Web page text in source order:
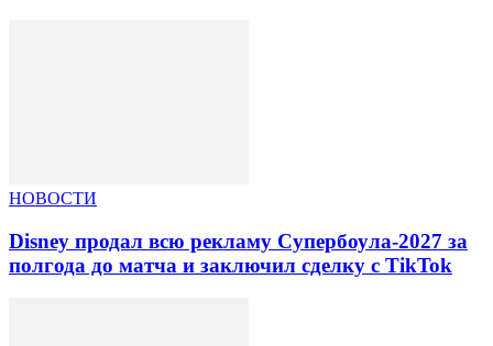
НОВОСТИ
Disney продал всю рекламу Супербоула-2027 за
полгода до матча и заключил сделку с TikTok